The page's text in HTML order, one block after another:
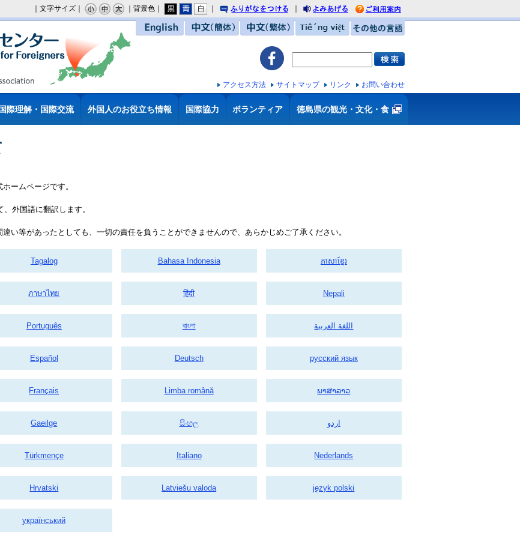
｜文字サイズ｜ ｜背景色｜
りがなをつける
みあげる
利用案内
アクセス方法 サイトマップ リンク お問い合わせ
際理解・国際交流 外国人のお役立ち情報 国際協力 ボランティア 徳島県の観光・文化・食
ームページです。
外国語に翻訳します。
い等があったとしても、一切の責任を負うことができませんので、あらかじめご了承ください。
Tagalog Bahasa Indonesia ភាសាខ្មែរ
ภาษาไทย हिंदी Nepali
Português বাংলা اللغة العربية
Español Deutsch русский язык
Français Limba română ພາສາລາວ
Gaeilge සිංහල اردو
Türkmençe Italiano Nederlands
Hrvatski Latviešu valoda język polski
український